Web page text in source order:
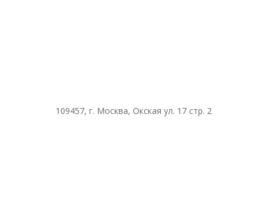
109457, г. Москва, Окская ул. 17 стр. 2